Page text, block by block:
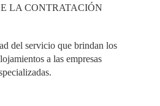
LA CONTRATACIÓN
del servicio que brindan los
a las empresas